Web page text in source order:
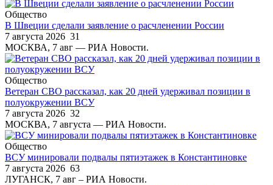
Общество
В Швеции сделали заявление о расчленении России
7 августа 2026 31
МОСКВА, 7 авг — РИА Новости.
Общество
Ветеран СВО рассказал, как 20 дней удерживал позиции в
полуокружении ВСУ
7 августа 2026 32
МОСКВА, 7 августа — РИА Новости.
Общество
ВСУ минировали подвалы пятиэтажек в Константиновке
7 августа 2026 63
ЛУГАНСК, 7 авг – РИА Новости.